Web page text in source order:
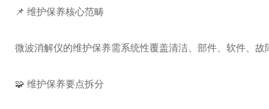
📌 维护保养核心范畴
微波消解仪的维护保养需系统性覆盖清洁、部件、软件、
🧩 维护保养要点拆分